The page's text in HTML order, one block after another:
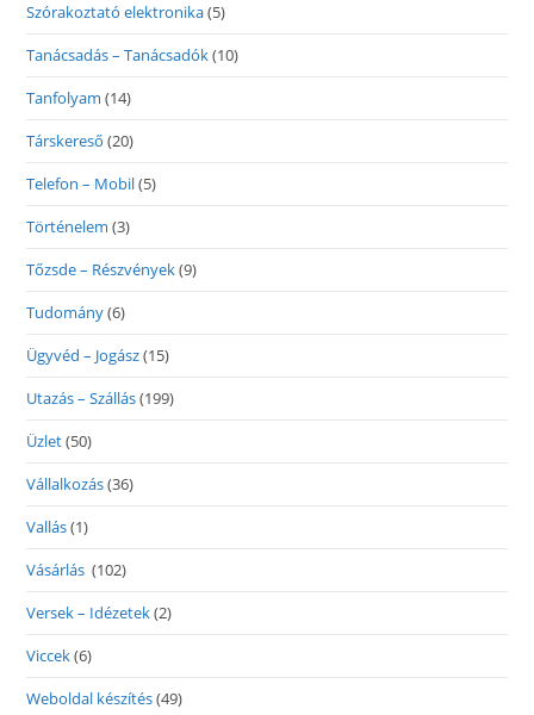
Szórakoztató elektronika(5)
Tanácsadás – Tanácsadók(10)
Tanfolyam (14)
Társkereső (20)
Telefon – Mobil(5)
Történelem (3)
Tőzsde – Részvények(9)
Tudomány(6)
Ügyvéd – Jogász(15)
Utazás – Szállás(199)
Üzlet(50)
Vállalkozás(36)
Vallás(1)
Vásárlás (102)
Versek – Idézetek(2)
Viccek(6)
Weboldal készítés(49)